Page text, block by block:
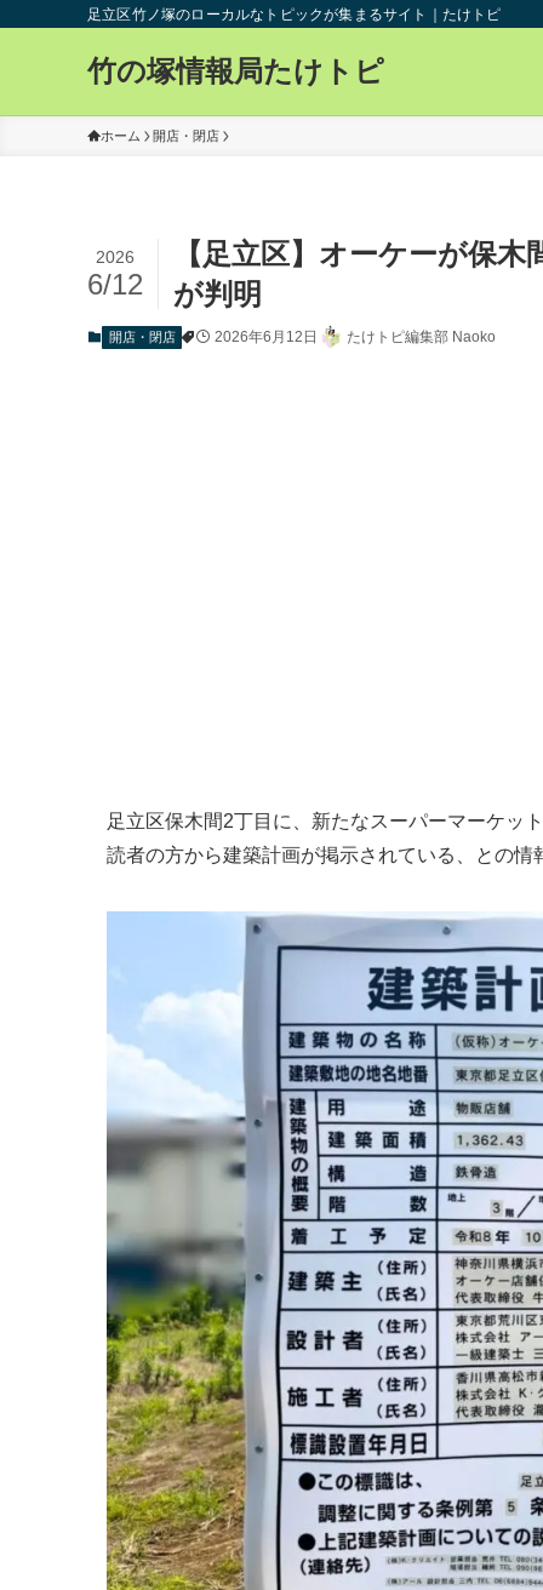
足立区竹ノ塚のローカルなトピックが集まるサイト｜たけトピ
竹の塚情報局たけトピ
ホーム 開店・閉店
【足立区】オーケーが保
が判明
2026
6/12
開店・閉店 2026年6月12日 たけトピ編集部 Naoko
足立区保木間2丁目に、新たなスーパーマーケッ
読者の方から建築計画が掲示されている、との情